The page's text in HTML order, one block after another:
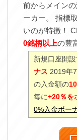
前からメイン
ーカー。 指標
いのが特徴！
0銘柄以上の豊
新規口座開
ナス 2019年
の入金額の
毎に+20％を
0%入金ボー